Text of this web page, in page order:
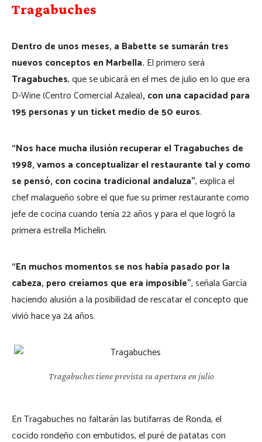
Tragabuches
Dentro de unos meses, a Babette se sumarán tres
nuevos conceptos en Marbella. El primero será
Tragabuches, que se ubicará en el mes de julio en lo que era
D-Wine (Centro Comercial Azalea), con una capacidad para
195 personas y un ticket medio de 50 euros.
“Nos hace mucha ilusión recuperar el Tragabuches de
1998, vamos a conceptualizar el restaurante tal y como
se pensó, con cocina tradicional andaluza”, explica el
chef malagueño sobre el que fue su primer restaurante como
jefe de cocina cuando tenía 22 años y para el que logró la
primera estrella Michelin.
“En muchos momentos se nos había pasado por la
cabeza, pero creíamos que era imposible”, señala García
haciendo alusión a la posibilidad de rescatar el concepto que
vivió hace ya 24 años.
Tragabuches tiene prevista su apertura en julio
En Tragabuches no faltarán las butifarras de Ronda, el
cocido rondeño con embutidos, el puré de patatas con